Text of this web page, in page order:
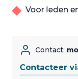
Voor leden
Contact:
Contacteer